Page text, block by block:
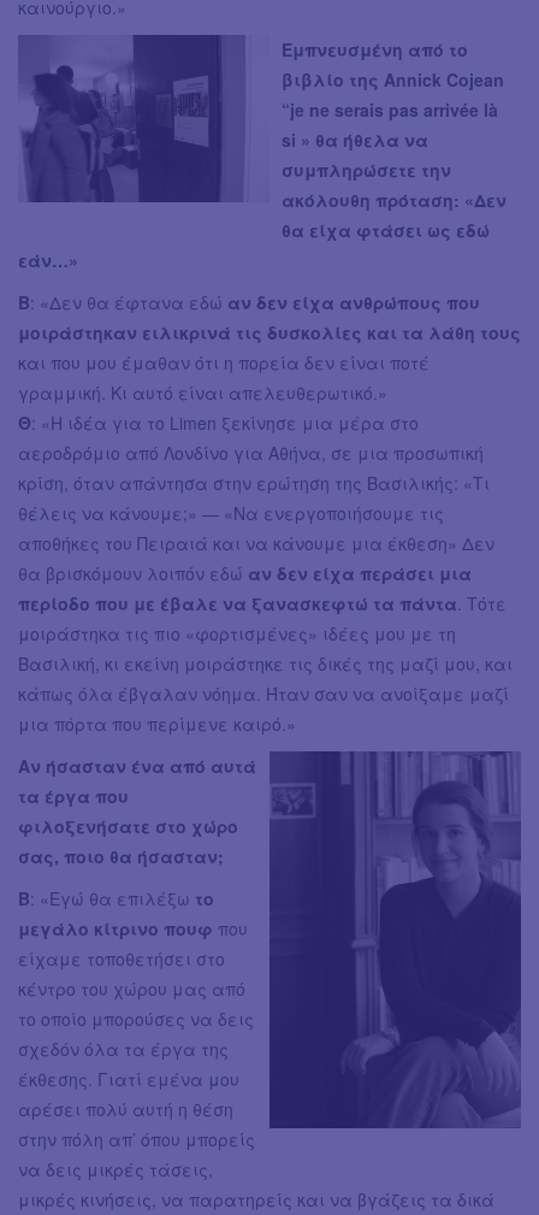
καινούργιο.»
Εμπνευσμένη από το
βιβλίο της Annick Cojean
“je ne serais pas arrivée là
si » θα ήθελα να
συμπληρώσετε την
ακόλουθη πρόταση: «Δεν
θα είχα φτάσει ως εδώ
εάν…»
Β: «Δεν θα έφτανα εδώ αν δεν είχα ανθρώπους που
μοιράστηκαν ειλικρινά τις δυσκολίες και τα λάθη τους
και που μου έμαθαν ότι η πορεία δεν είναι ποτέ
γραμμική. Κι αυτό είναι απελευθερωτικό.»
Θ: «Η ιδέα για το Limen ξεκίνησε μια μέρα στο
αεροδρόμιο από Λονδίνο για Αθήνα, σε μια προσωπική
κρίση, όταν απάντησα στην ερώτηση της Βασιλικής: «Τι
θέλεις να κάνουμε;» — «Να ενεργοποιήσουμε τις
αποθήκες του Πειραιά και να κάνουμε μια έκθεση» Δεν
θα βρισκόμουν λοιπόν εδώ αν δεν είχα περάσει μια
περίοδο που με έβαλε να ξανασκεφτώ τα πάντα . Τότε
μοιράστηκα τις πιο «φορτισμένες» ιδέες μου με τη
Βασιλική, κι εκείνη μοιράστηκε τις δικές της μαζί μου, και
κάπως όλα έβγαλαν νόημα. Ήταν σαν να ανοίξαμε μαζί
μια πόρτα που περίμενε καιρό.»
Αν ήσασταν ένα από αυτά
τα έργα που
φιλοξενήσατε στο χώρο
σας, ποιο θα ήσασταν;
Β: «Εγώ θα επιλέξω το
μεγάλο κίτρινο πουφ που
είχαμε τοποθετήσει στο
κέντρο του χώρου μας από
το οποίο μπορούσες να δεις
σχεδόν όλα τα έργα της
έκθεσης. Γιατί εμένα μου
αρέσει πολύ αυτή η θέση
στην πόλη απ’ όπου μπορείς
να δεις μικρές τάσεις,
μικρές κινήσεις, να παρατηρείς και να βγάζεις τα δικά